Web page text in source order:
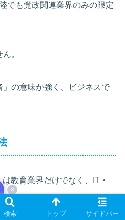
でも党政関連業界のみの限定
。
の意味が強く、ビジネスで
教育業界だけでなく、IT・
×
検索 トップ サイドバー